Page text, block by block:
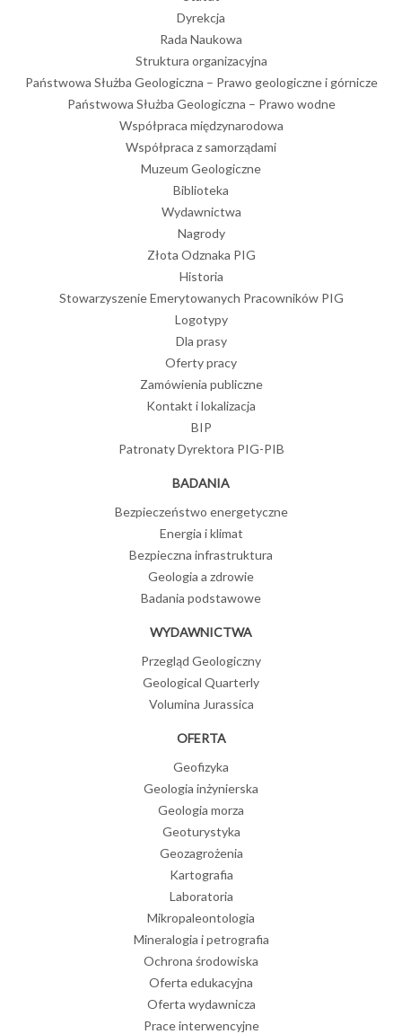
Dyrekcja
Rada Naukowa
Struktura organizacyjna
Państwowa Służba Geologiczna – Prawo geologiczne i górnicze
Państwowa Służba Geologiczna – Prawo wodne
Współpraca międzynarodowa
Współpraca z samorządami
Muzeum Geologiczne
Biblioteka
Wydawnictwa
Nagrody
Złota Odznaka PIG
Historia
Stowarzyszenie Emerytowanych Pracowników PIG
Logotypy
Dla prasy
Oferty pracy
Zamówienia publiczne
Kontakt i lokalizacja
BIP
Patronaty Dyrektora PIG-PIB
BADANIA
Bezpieczeństwo energetyczne
Energia i klimat
Bezpieczna infrastruktura
Geologia a zdrowie
Badania podstawowe
WYDAWNICTWA
Przegląd Geologiczny
Geological Quarterly
Volumina Jurassica
OFERTA
Geofizyka
Geologia inżynierska
Geologia morza
Geoturystyka
Geozagrożenia
Kartografia
Laboratoria
Mikropaleontologia
Mineralogia i petrografia
Ochrona środowiska
Oferta edukacyjna
Oferta wydawnicza
Prace interwencyjne